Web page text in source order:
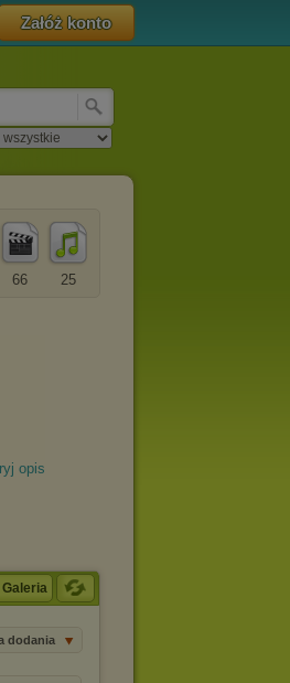
Załóż konto
25
66
opis
Galeria
dodania